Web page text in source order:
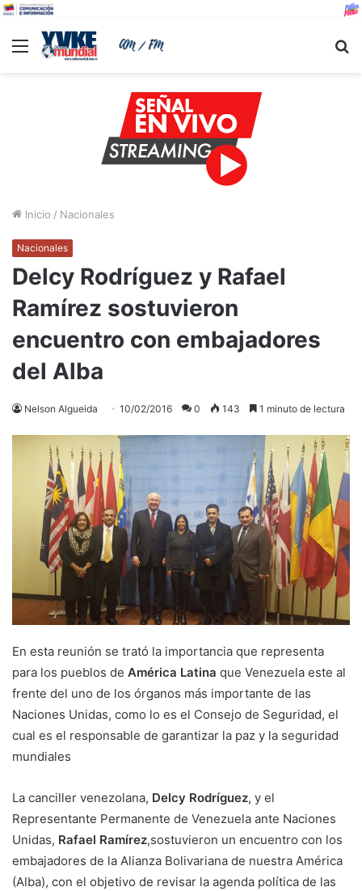
Menu
Inicio / Nacionales
Nacionales
Delcy Rodríguez y Rafael
Ramírez sostuvieron
encuentro con embajadores
del Alba
Nelson Algueida 10/02/2016 0 143 1 minuto de lectura
En esta reunión se trató la importancia que representa
para los pueblos de América Latina que Venezuela este al
frente del uno de los órganos más importante de las
Naciones Unidas, como lo es el Consejo de Seguridad, el
cual es el responsable de garantizar la paz y la seguridad
mundiales
La canciller venezolana, Delcy Rodríguez, y el
Representante Permanente de Venezuela ante Naciones
Unidas, Rafael Ramírez,sostuvieron un encuentro con los
embajadores de la Alianza Bolivariana de nuestra América
(Alba), con el objetivo de revisar la agenda política de las